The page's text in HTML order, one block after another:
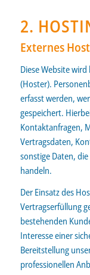
2.
Externes
Diese Website
(Hoster).
erfasst werden,
gespeichert.
Kontaktanfragen,
Vertragsdaten,
sonstige Daten,
handeln.
Der Einsatz des
Vertragserfüllung
bestehenden
Interesse einer
Bereitstellung
professionellen